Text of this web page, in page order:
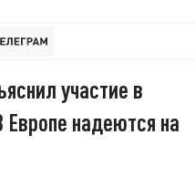
участие в
надеются на